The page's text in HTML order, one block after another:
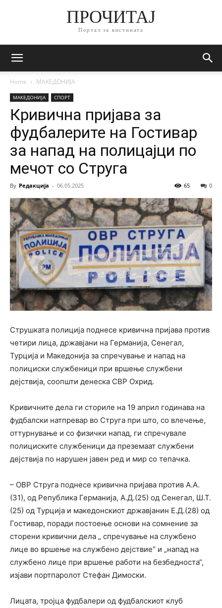
ПРОЧИТАЈ
Портал за вистината
Home МАКЕДОНИЈА
МАКЕДОНИЈА СПОРТ
Кривична пријава за
фудбалерите на Гостивар
за напад на полицајци по
мечот со Струга
By Редакција - 06.05.2025 0
65
Струшката полиција поднесе кривична пријава против
четири лица, државјани на Германија, Сенегал,
Турција и Македонија за спречување и напад на
полициски службеници при вршење службени
дејствија, соопшти денеска СВР Охрид.
Кривичните дела ги сториле на 19 април годинава на
фудбалски натпревар во Струга при што, со влечење,
оттурнување и со физички напад, ги спречувале
полициските службеници да преземаат службени
дејствија по нарушен јавен ред и мир со тепачка.
– ОВР Струга поднесе кривична пријава против А.А.
(31), од Република Германија, А.Д.(25) од Сенегал, Ш.Т.
(25) од Турција и македонскиот државјанин Е.Д.(28) од
Гостивар, поради постоење основи на сомнение за
сторени кривични дела „ спречување на службено
лице во вршење на службено дејствие“ и „напад на
службено лице при вршење работи на безбедноста“,
изјави портпаролот Стефан Димоски.
Лицата, тројца фудбалери од фудбалскиот клуб